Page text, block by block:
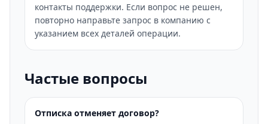
контакты поддержки. Если вопрос не решен,
повторно направьте запрос в компанию с
указанием всех деталей операции.
Частые вопросы
Отписка отменяет договор?